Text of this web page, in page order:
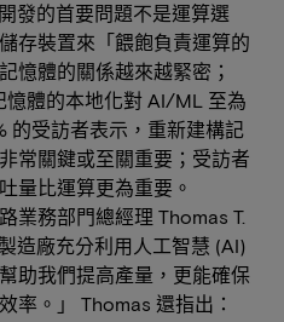
發的首要問題不是運算選
存裝置來「餵飽負責運算的
憶體的關係越來越緊密；
體的本地化對 AI/ML 至為
的受訪者表示，重新建構記
常關鍵或至關重要；受訪者
量比運算更為重要。
業務部門總經理 Thomas T.
造廠充分利用人工智慧 (AI)
助我們提高產量，更能確保
率。」 Thomas 還指出：